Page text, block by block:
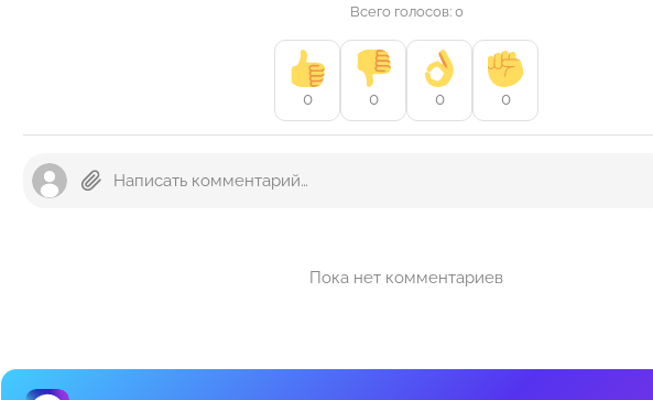
Всего голосов: 0
0 0 0 0
Пока нет комментариев